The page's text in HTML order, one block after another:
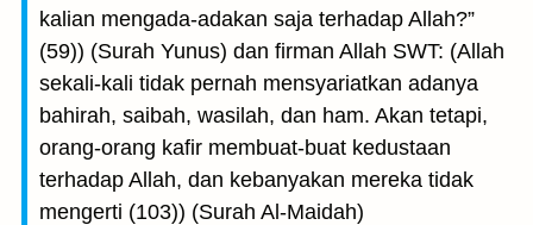
kalian mengada-adakan saja terhadap Allah?”
(59)) (Surah Yunus) dan firman Allah SWT: (Allah
sekali-kali tidak pernah mensyariatkan adanya
bahirah, saibah, wasilah, dan ham. Akan tetapi,
orang-orang kafir membuat-buat kedustaan
terhadap Allah, dan kebanyakan mereka tidak
mengerti (103)) (Surah Al-Maidah)